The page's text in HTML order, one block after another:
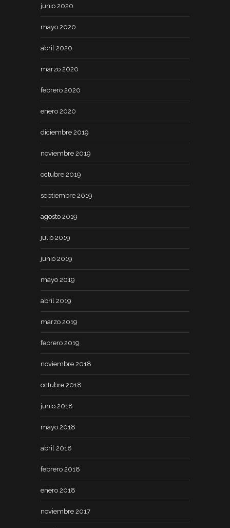
junio 2020
mayo 2020
abril 2020
marzo 2020
febrero 2020
enero 2020
diciembre 2019
noviembre 2019
octubre 2019
septiembre 2019
agosto 2019
julio 2019
junio 2019
mayo 2019
abril 2019
marzo 2019
febrero 2019
noviembre 2018
octubre 2018
junio 2018
mayo 2018
abril 2018
febrero 2018
enero 2018
noviembre 2017